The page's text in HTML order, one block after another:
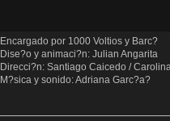
Encargado por 1000 Voltios y Barc?
Dise?o y animaci?n: Julian Angarita
Direcci?n: Santiago Caicedo /
M?sica y sonido: Adriana Garc?a?